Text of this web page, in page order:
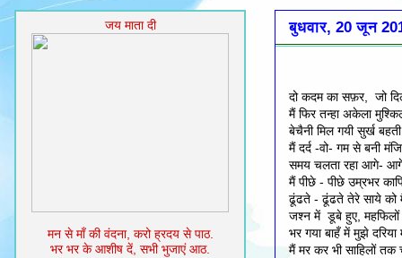
बुधवार, 20 जून
दो कदम का सफ़र, जो
मैं फिर तन्हा अकेला
बेचैनी मिल गयी सुर्ख
मैं दर्द -वो- गम से बनी
समय चलता रहा आगे-
मैं पीछे - पीछे उम्रभर
ढूंढते - ढूंढते तेरे साये को
जश्न में डूबे हुए,
भर गया बाहँ में मुझे दरिया
मैं मर कर भी साहिलों तक
जय माता दी
मन से माँ की वंदना, करो ह्रदय से पाठ.
भर भर के आशीष दें, सभी भुजाएं आठ.